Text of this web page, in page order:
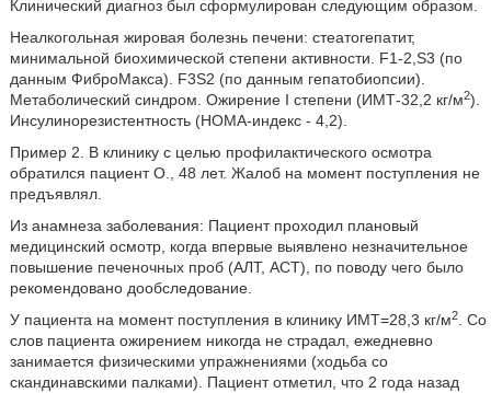
Клинический диагноз был сформулирован следующим образом.
Неалкогольная жировая болезнь печени: стеатогепатит,
минимальной биохимической степени активности. F1-2,S3 (по
данным ФиброМакса). F3S2 (по данным гепатобиопсии).
Метаболический синдром. Ожирение I степени (ИМТ-32,2 кг/м2).
Инсулинорезистентность (НОМА-индекс - 4,2).
Пример 2. В клинику с целью профилактического осмотра
обратился пациент О., 48 лет. Жалоб на момент поступления не
предъявлял.
Из анамнеза заболевания: Пациент проходил плановый
медицинский осмотр, когда впервые выявлено незначительное
повышение печеночных проб (АЛТ, АСТ), по поводу чего было
рекомендовано дообследование.
У пациента на момент поступления в клинику ИМТ=28,3 кг/м2. Со
слов пациента ожирением никогда не страдал, ежедневно
занимается физическими упражнениями (ходьба со
скандинавскими палками). Пациент отметил, что 2 года назад